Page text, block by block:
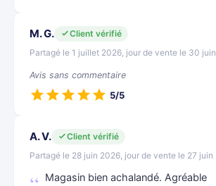
M. G.
Client vérifié
Partagé le 1 juillet 2026, jour de vente le 30 juin
Avis sans commentaire
5/5
A. V.
Client vérifié
Partagé le 28 juin 2026, jour de vente le 27 juin
Magasin bien achalandé. Agréable